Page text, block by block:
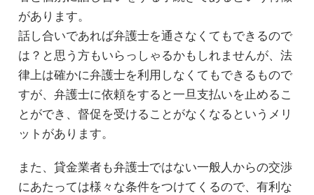
があります。
話し合いであれば弁護士を通さなくてもできるので
は？と思う方もいらっしゃるかもしれませんが、法
律上は確かに弁護士を利用しなくてもできるもので
すが、弁護士に依頼をすると一旦支払いを止めるこ
とができ、督促を受けることがなくなるというメリ
ットがあります。
また、貸金業者も弁護士ではない一般人からの交渉
にあたっては様々な条件をつけてくるので、有利な